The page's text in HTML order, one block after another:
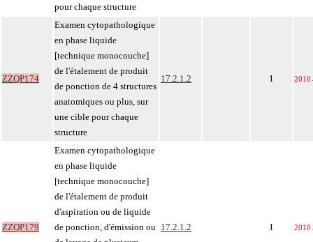
pour chaque structure
ZZQP174
Examen cytopathologique
en phase liquide
[technique monocouche]
de l'étalement de produit
de ponction de 4 structures
anatomiques ou plus, sur
une cible pour chaque
structure
17.2.1.2 1 2010
ZZQP179
Examen cytopathologique
en phase liquide
[technique monocouche]
de l'étalement de produit
d'aspiration ou de liquide
de ponction, d'émission ou 17.2.1.2 1 2010